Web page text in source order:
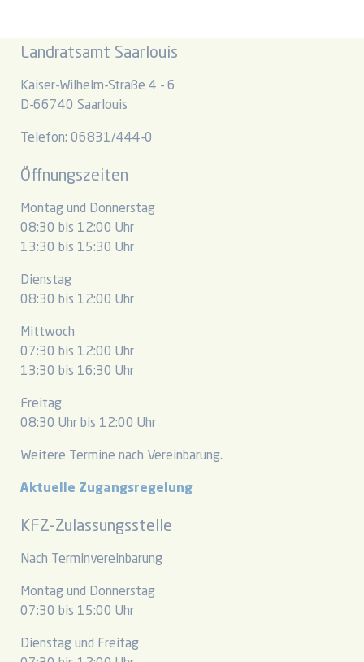
Landratsamt Saarlouis
Kaiser-Wilhelm-Straße 4 - 6
D-66740 Saarlouis
Telefon: 06831/444-0
Öffnungszeiten
Montag und Donnerstag
08:30 bis 12:00 Uhr
13:30 bis 15:30 Uhr
Dienstag
08:30 bis 12:00 Uhr
Mittwoch
07:30 bis 12:00 Uhr
13:30 bis 16:30 Uhr
Freitag
08:30 Uhr bis 12:00 Uhr
Weitere Termine nach Vereinbarung.
Aktuelle Zugangsregelung
KFZ-Zulassungsstelle
Nach Terminvereinbarung
Montag und Donnerstag
07:30 bis 15:00 Uhr
Dienstag und Freitag